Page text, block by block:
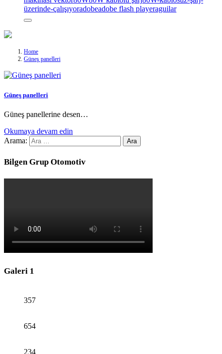
üzerinde-çalışıyoradobeadobe flash playeraguilar
Home
Güneş panelleri
Güneş panelleri
Güneş panellerine desen…
Okumaya devam edin
Arama:
Bilgen Grup Otomotiv
Galeri 1
357
654
234